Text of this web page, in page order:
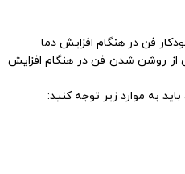
فن در هنگام افزایش دما
از روشن شدن فن در هنگام افزایش
به موارد زیر توجه کنید: